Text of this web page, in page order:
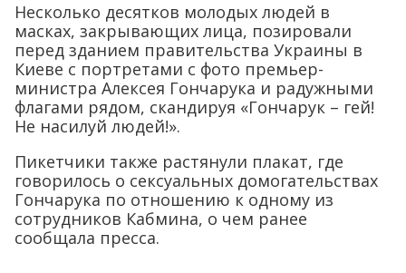
Несколько десятков молодых людей в
масках, закрывающих лица, позировали
перед зданием правительства Украины в
Киеве с портретами с фото премьер-
министра Алексея Гончарука и радужными
флагами рядом, скандируя «Гончарук – гей!
Не насилуй людей!».
Пикетчики также растянули плакат, где
говорилось о сексуальных домогательствах
Гончарука по отношению к одному из
сотрудников Кабмина, о чем ранее
сообщала пресса.